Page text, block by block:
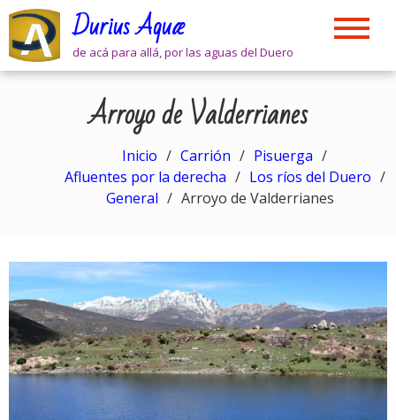
Skip
content
Durius Aquæ
de acá para allá, por las aguas del Duero
Arroyo de Valderrianes
Inicio Carrión
Pisuerga
Afluentes por la derecha
Los ríos del Duero
General
Arroyo de Valderrianes